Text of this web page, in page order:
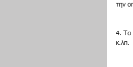
την
4. Τα
κ.λπ.